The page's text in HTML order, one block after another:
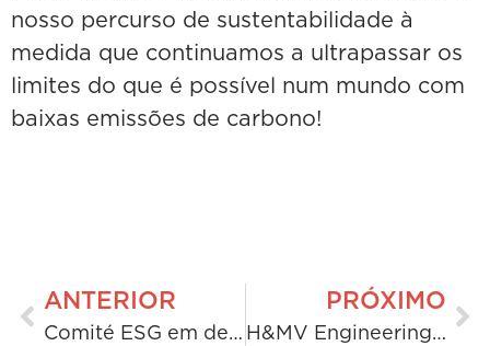
nosso percurso de sustentabilidade à
medida que continuamos a ultrapassar os
limites do que é possível num mundo com
baixas emissões de carbono!
ANTERIOR
Comité ESG em destaque: Uma conversa com um membro da Iniciativa para a Biodiversidade
PRÓXIMO
H&MV Engineering lança manual completo para condutores seguros no Reino Unido, com o objetivo de aumentar a segurança das frotas